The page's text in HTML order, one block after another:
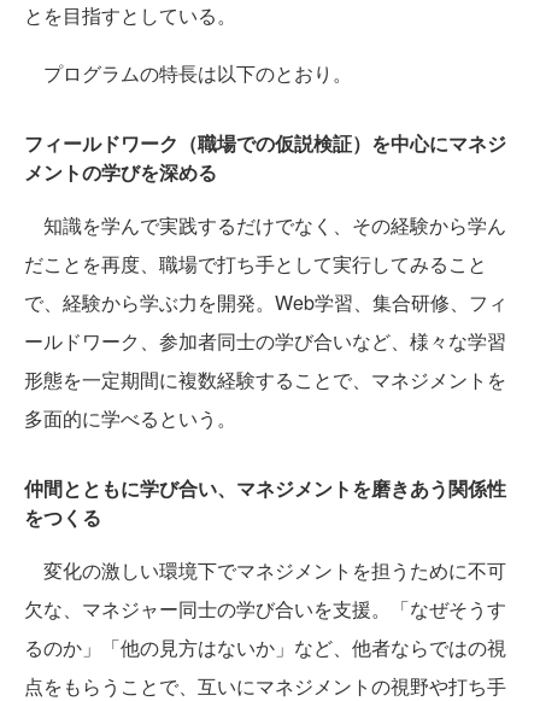
とを目指すとしている。
プログラムの特長は以下のとおり。
フィールドワーク（職場での仮説検証）を中心にマネジ
メントの学びを深める
知識を学んで実践するだけでなく、その経験から学ん
だことを再度、職場で打ち手として実行してみること
で、経験から学ぶ力を開発。Web学習、集合研修、フィ
ールドワーク、参加者同士の学び合いなど、様々な学習
形態を一定期間に複数経験することで、マネジメントを
多面的に学べるという。
仲間とともに学び合い、マネジメントを磨きあう関係性
をつくる
変化の激しい環境下でマネジメントを担うために不可
欠な、マネジャー同士の学び合いを支援。「なぜそうす
るのか」「他の見方はないか」など、他者ならではの視
点をもらうことで、互いにマネジメントの視野や打ち手